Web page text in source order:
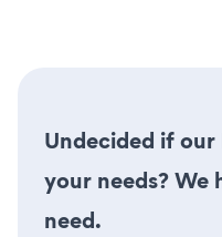
Undecided if
your needs? We
need.